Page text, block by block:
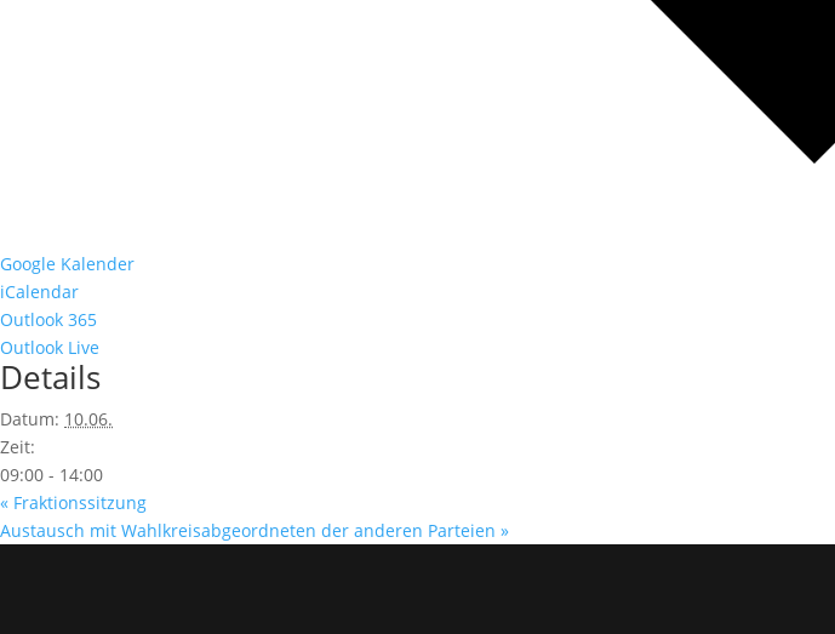
Google Kalender
iCalendar
Outlook 365
Outlook Live
Details
Datum: 10.06.
Zeit:
09:00 - 14:00
« Fraktionssitzung
Austausch mit Wahlkreisabgeordneten der anderen Parteien »